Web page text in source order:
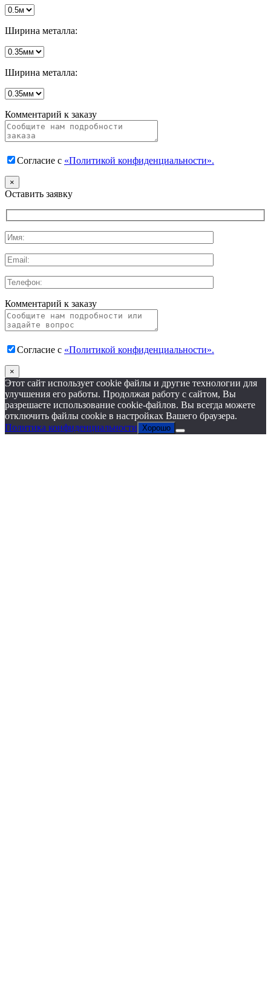
Ширина металла:
Ширина металла:
Комментарий к заказу
Согласие с «Политикой конфиденциальности».
×
Оставить заявку
Комментарий к заказу
Согласие с «Политикой конфиденциальности».
×
Этот сайт использует cookie файлы и другие технологии для
улучшения его работы. Продолжая работу с сайтом, Вы
разрешаете использование cookie-файлов. Вы всегда можете
отключить файлы cookie в настройках Вашего браузера.
Политика конфиденциальности Хорошо